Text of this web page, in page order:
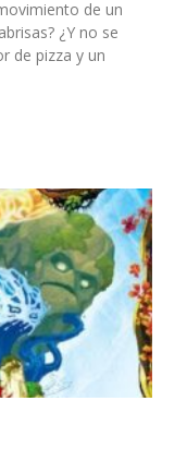
de un
¿Y no se
de pizza y un